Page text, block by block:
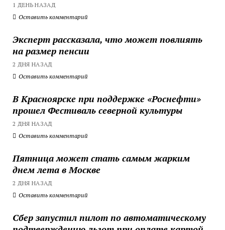
1 ДЕНЬ НАЗАД
Оставить комментарий
Эксперт рассказала, что может повлиять
на размер пенсии
2 ДНЯ НАЗАД
Оставить комментарий
В Красноярске при поддержке «Роснефти»
прошел Фестиваль северной культуры
2 ДНЯ НАЗАД
Оставить комментарий
Пятница может стать самым жарким
днем лета в Москве
2 ДНЯ НАЗАД
Оставить комментарий
Сбер запустил пилот по автоматическому